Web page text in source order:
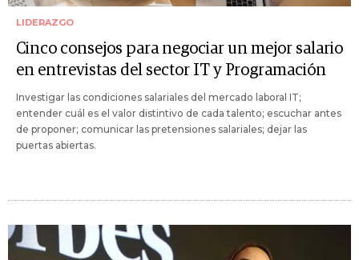
LIDERAZGO
Cinco consejos para negociar un mejor salario
en entrevistas del sector IT y Programación
Investigar las condiciones salariales del mercado laboral IT;
entender cuál es el valor distintivo de cada talento; escuchar antes
de proponer; comunicar las pretensiones salariales; dejar las
puertas abiertas.